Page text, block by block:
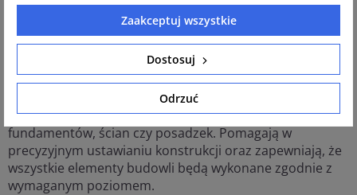
Geodezja i pomiary terenowe - Niwelatory rurowe są
szeroko stosowane w geodezji do pomiarów różnic
wysokości między punktami w terenie. Dzięki ich
dokładności i prostocie obsługi, są to popularne
narzędzia w tym obszarze.
Budownictwo- Używane są do sprawdzania poziomu
fundamentów, ścian czy posadzek. Pomagają w
precyzyjnym ustawianiu konstrukcji oraz zapewniają, że
wszystkie elementy budowli będą wykonane zgodnie z
wymaganym poziomem.
Odrzuć
Dostosuj
Zaakceptuj wszystkie